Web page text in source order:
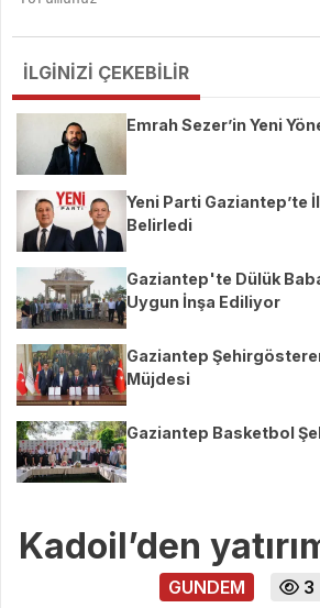
İLGİNİZİ ÇEKEBİLİR
Emrah Sezer’in Yeni
Yeni Parti Gaziantep’te
Belirledi
Gaziantep'te Dülük
Uygun İnşa Ediliyor
Gaziantep
Müjdesi
Gaziantep Basketbol
Kadoil’den
GUNDEM 3